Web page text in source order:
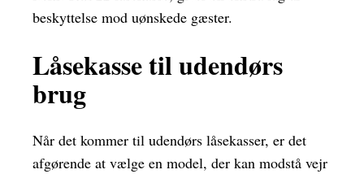
beskyttelse mod uønskede gæster.
Låsekasse til udendørs
brug
Når det kommer til udendørs låsekasser, er det
afgørende at vælge en model, der kan modstå vejr